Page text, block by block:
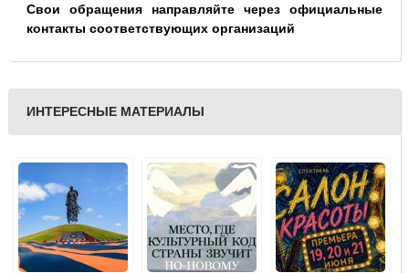
Свои обращения направляйте через официальные
контакты соответствующих организаций
ИНТЕРЕСНЫЕ МАТЕРИАЛЫ